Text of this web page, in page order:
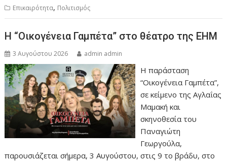
Επικαιρότητα, Πολιτισμός
Η “Οικογένεια Γαμπέτα” στο θέατρο της ΕΗΜ
3 Αυγούστου 2026 admin admin
Η παράσταση
“Οικογένεια Γαμπέτα”,
σε κείμενο της Αγλαΐας
Μαμακή και
σκηνοθεσία του
Παναγιώτη
Γεωργούλα,
παρουσιάζεται σήμερα, 3 Αυγούστου, στις 9 το βράδυ, στο